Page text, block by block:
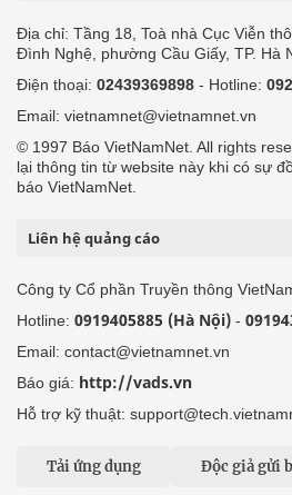
Địa chỉ: Tầng 18, Toà nhà Cục Viễn
Đình Nghệ, phường Cầu Giấy, TP. Hà
Điện thoại: 02439369898 - Hotline:
Email: vietnamnet@vietnamnet.vn
© 1997 Báo VietNamNet. All rights
lại thông tin từ website này khi có sự
báo VietNamNet.
Liên hệ quảng cáo
Công ty Cổ phần Truyền thông
Hotline: 0919405885 (Hà Nội) -
Email: contact@vietnamnet.vn
Báo giá: http://vads.vn
Hỗ trợ kỹ thuật:
Tải ứng dụng Độc giả gửi